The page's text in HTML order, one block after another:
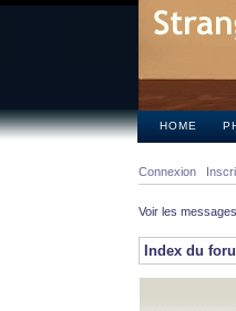
HOME
Connexion
Voir les
Index du